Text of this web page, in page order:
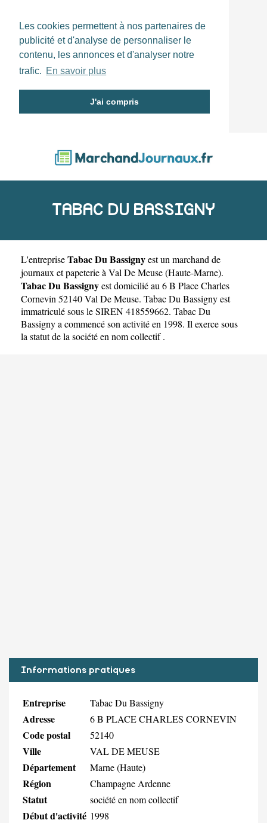
Les cookies permettent à nos partenaires de
publicité et d'analyse de personnaliser le
contenu, les annonces et d'analyser notre
trafic. En savoir plus
J'ai compris
TABAC DU BASSIGNY
L'entrepriseTabac Du Bassignyest un marchand de
journaux et papeterie à Val De Meuse(Haute-Marne).
Tabac Du Bassignyest domicilié au 6 B Place Charles
Cornevin 52140 Val De Meuse. Tabac Du Bassigny est
immatriculé sous le SIREN 418559662. Tabac Du
Bassigny a commencé son activité en 1998. Il exerce sous
la statut de la société en nom collectif .
Informations pratiques
Entreprise Tabac Du Bassigny
Adresse 6 B PLACE CHARLES CORNEVIN
Code postal 52140
Ville VAL DE MEUSE
Département Marne (Haute)
Région Champagne Ardenne
Statut société en nom collectif
Début d'activité 1998